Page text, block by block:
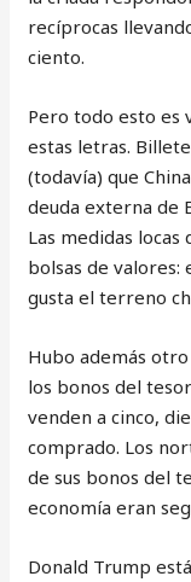
recíprocas
ciento.
Pero todo esto es
estas letras.
(todavía) que
deuda externa de
Las medidas
bolsas de valores:
gusta el terreno
Hubo además
los bonos del
venden a cinco,
comprado. Los
de sus bonos del
economía eran
Donald Trump